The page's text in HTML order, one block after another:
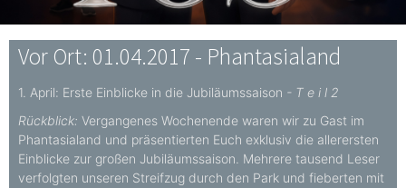
Vor Ort: 01.04.2017 - Phantasialand
1. April: Erste Einblicke in die Jubiläumssaison - T e i l 2
Rückblick: Vergangenes Wochenende waren wir zu Gast im
Phantasialand und präsentierten Euch exklusiv die allerersten
Einblicke zur großen Jubiläumssaison. Mehrere tausend Leser
verfolgten unseren Streifzug durch den Park und fieberten mit